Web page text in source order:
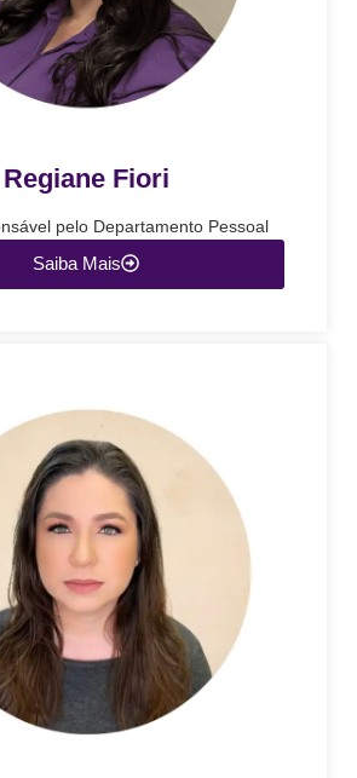
Regiane Fiori
pelo Departamento Pessoal
Saiba Mais